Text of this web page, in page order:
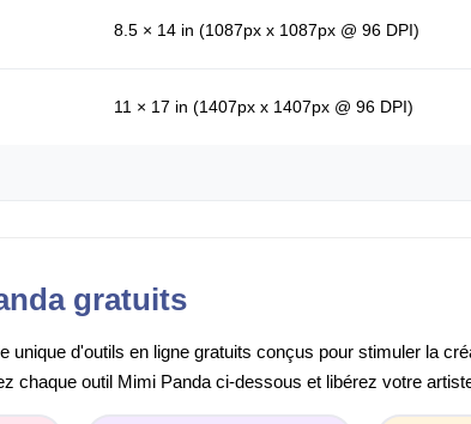
8.5 × 14 in (1087px x 1087px @ 96 DPI)
11 × 17 in (1407px x 1407px @ 96 DPI)
gratuits
unique d'outils en ligne gratuits conçus pour stimuler la
chaque outil Mimi Panda ci-dessous et libérez votre